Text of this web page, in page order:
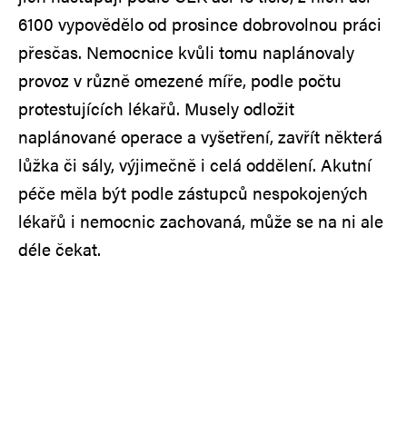
6100 vypovědělo od prosince dobrovolnou práci
přesčas. Nemocnice kvůli tomu naplánovaly
provoz v různě omezené míře, podle počtu
protestujících lékařů. Musely odložit
naplánované operace a vyšetření, zavřít některá
lůžka či sály, výjimečně i celá oddělení. Akutní
péče měla být podle zástupců nespokojených
lékařů i nemocnic zachovaná, může se na ni ale
déle čekat.